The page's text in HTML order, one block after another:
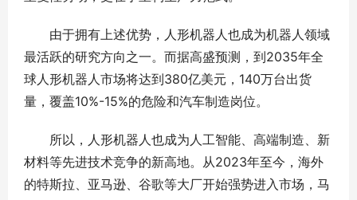
由于拥有上述优势，人形机器人也成为机器人领域
最活跃的研究方向之一。而据高盛预测，到2035年全
球人形机器人市场将达到380亿美元，140万台出货
量，覆盖10%-15%的危险和汽车制造岗位。
所以，人形机器人也成为人工智能、高端制造、新
材料等先进技术竞争的新高地。从2023年至今，海外
的特斯拉、亚马逊、谷歌等大厂开始强势进入市场，马